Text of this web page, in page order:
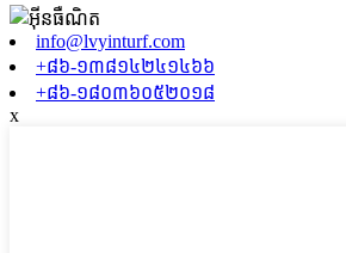
info@lvyinturf.com
+៨៦-១៣៨១៤២៤១៤៦៦
+៨៦-១៨០៣៦០៥២០១៨
x